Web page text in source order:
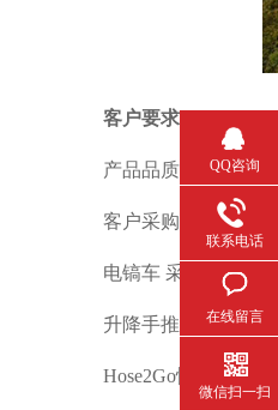
客户要求
产品品质和价格成
客户采购产品及采
电镐车 采购量：
升降手推工作车 采购
Hose2Go恒压塑料水
QQ咨询
联系电话
在线留言
微信扫一扫